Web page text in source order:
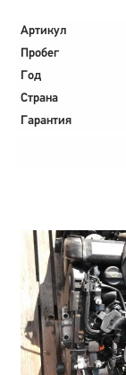
Артикул
Пробег
Год
Страна
Гарантия